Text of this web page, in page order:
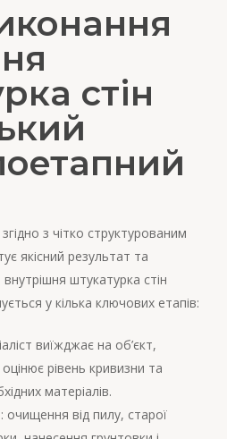
стін
з чітко структурованим
якісний результат та
штукатурка стін
у кілька ключових етапів:
виїжджає на об’єкт,
рівень кривизни та
матеріалів.
очищення від пилу, старої